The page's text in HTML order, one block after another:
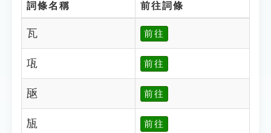
詞條名稱 前往詞條
瓦 前往
瓨 前往
瓪 前往
瓬 前往